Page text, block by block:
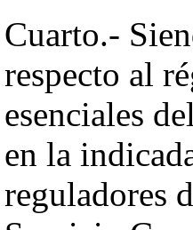
Cuarto.-
respecto al
esenciales
en la
reguladores